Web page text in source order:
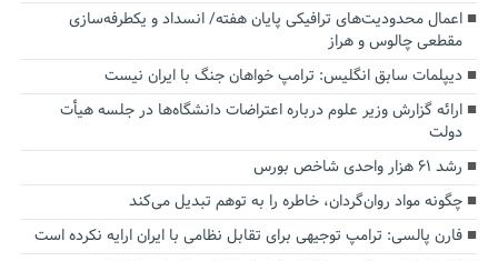
اعمال محدودیت‌های ترافیکی پایان هفته/ انسداد و یکطرفه‌سازی
مقطعی چالوس و هراز
دیپلمات سابق انگلیس:‌ ترامپ خواهان جنگ با ایران نیست
ارائه گزارش وزیر علوم درباره اعتراضات دانشگاه‌ها در جلسه هیأت
دولت
رشد ۶۱ هزار واحدی شاخص بورس
چگونه مواد روان‌گردان، خاطره را به توهم تبدیل می‌کند
فارن پالسی: ترامپ توجیهی برای تقابل نظامی با ایران ارایه نکرده است